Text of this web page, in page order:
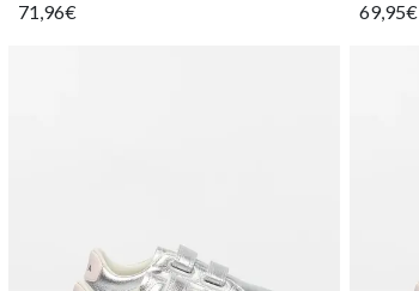
71,96€ 69,95€